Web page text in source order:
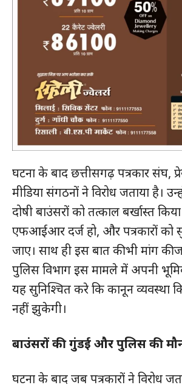
घटना के बाद छत्तीसगढ़ पत्रकार संघ,
मीडिया संगठनों ने विरोध जताया है।
दोषी बाउंसरों को तत्काल बर्खास्त
एफआईआर दर्ज हो, और पत्रकारों को
जाए। साथ ही इस बात की भी मांग की
पुलिस विभाग इस मामले में अपनी
यह सुनिश्चित करे कि कानून व्यवस्था
नहीं झुकेगी।
बाउंसरों की गुंडई और पुलिस की
घटना के बाद जब पत्रकारों ने विरोध